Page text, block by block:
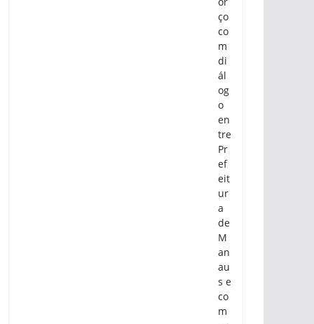
ço
co
m
di
ál
og
o
en
tre
Pr
ef
eit
ur
a
de
M
an
au
s e
co
m